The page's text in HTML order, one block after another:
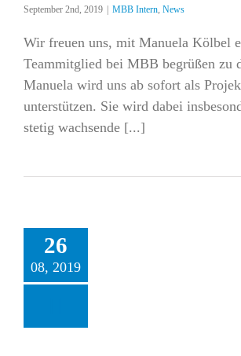
September 2nd, 2019 MBB Intern, News
Wir freuen uns, mit Manuela Kölbel
Teammitglied bei MBB begrüßen zu
Manuela wird uns ab sofort als
unterstützen. Sie wird dabei
stetig wachsende [...]
26
08, 2019
Conference & Pet
News pet food